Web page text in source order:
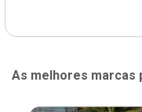
As melhores marcas